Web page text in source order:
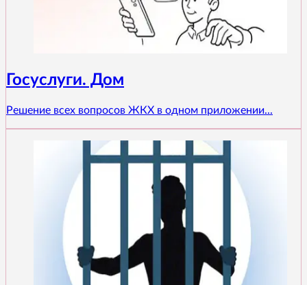
Госуслуги. Дом
Решение всех вопросов ЖКХ в одном приложении...